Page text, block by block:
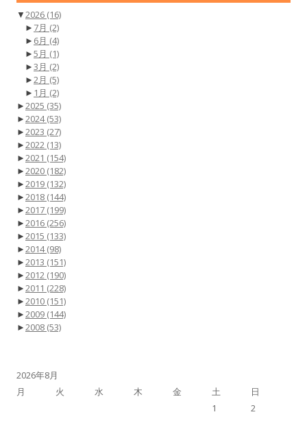
▼2026 (16)
► 7月 (2)
► 6月 (4)
►5月 (1)
►3月 (2)
►2月 (5)
► 1月 (2)
►2025 (35)
►2024(53)
►2023 (27)
►2022 (13)
►2021 (154)
►2020 (182)
►2019 (132)
►2018 (144)
►2017 (199)
►2016 (256)
►2015 (133)
►2014(98)
►2013 (151)
►2012 (190)
►2011 (228)
►2010 (151)
►2009 (144)
►2008 (53)
2026年8月
月
火 水 木 金 土
日
1
2